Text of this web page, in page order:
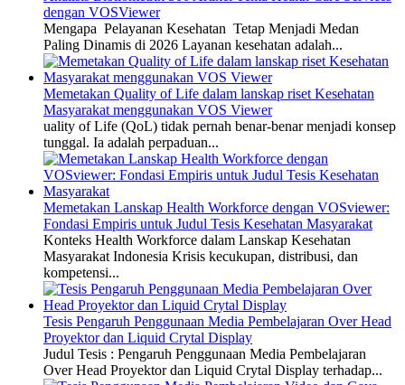
dengan VOSViewer
Mengapa Pelayanan Kesehatan Tetap Menjadi Medan
Paling Dinamis di 2026 Layanan kesehatan adalah...
Memetakan Quality of Life dalam lanskap riset Kesehatan
Masyarakat menggunakan VOS Viewer
uality of Life (QoL) tidak pernah benar-benar menjadi konsep
tunggal. Ia adalah perpaduan...
Memetakan Lanskap Health Workforce dengan VOSviewer:
Fondasi Empiris untuk Judul Tesis Kesehatan Masyarakat
Konteks Health Workforce dalam Lanskap Kesehatan
Masyarakat Indonesia Krisis kecukupan, distribusi, dan
kompetensi...
Tesis Pengaruh Penggunaan Media Pembelajaran Over Head
Proyektor dan Liquid Crytal Display
Judul Tesis : Pengaruh Penggunaan Media Pembelajaran
Over Head Proyektor dan Liquid Crytal Display terhadap...